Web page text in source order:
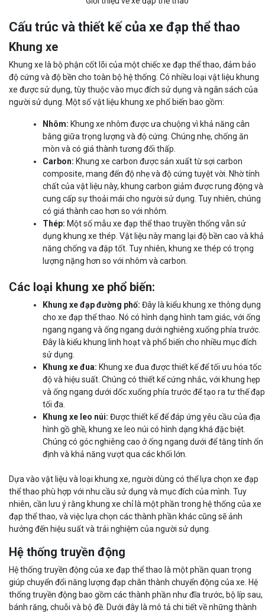
Cấu trúc và thiết kế của xe đạp thể thao
Khung xe
Khung xe là bộ phận cốt lõi của một chiếc xe đạp thể thao, đảm bảo
độ cứng và độ bền cho toàn bộ hệ thống. Có nhiều loại vật liệu khung
xe được sử dụng, tùy thuộc vào mục đích sử dụng và ngân sách của
người sử dụng. Một số vật liệu khung xe phổ biến bao gồm:
Nhôm: Khung xe nhôm được ưa chuộng vì khả năng cân
bằng giữa trọng lượng và độ cứng. Chúng nhẹ, chống ăn
mòn và có giá thành tương đối thấp.
Carbon: Khung xe carbon được sản xuất từ sợi carbon
composite, mang đến độ nhẹ và độ cứng tuyệt vời. Nhờ tính
chất của vật liệu này, khung carbon giảm được rung động và
cung cấp sự thoải mái cho người sử dụng. Tuy nhiên, chúng
có giá thành cao hơn so với nhôm.
Thép: Một số mẫu xe đạp thể thao truyền thống vẫn sử
dụng khung xe thép. Vật liệu này mang lại độ bền cao và khả
năng chống va đập tốt. Tuy nhiên, khung xe thép có trọng
lượng nặng hơn so với nhôm và carbon.
Các loại khung xe phổ biến:
Khung xe đạp đường phố: Đây là kiểu khung xe thông dụng
cho xe đạp thể thao. Nó có hình dạng hình tam giác, với ống
ngang ngang và ống ngang dưới nghiêng xuống phía trước.
Đây là kiểu khung linh hoạt và phổ biến cho nhiều mục đích
sử dụng.
Khung xe đua: Khung xe đua được thiết kế để tối ưu hóa tốc
độ và hiệu suất. Chúng có thiết kế cứng nhắc, với khung hẹp
và ống ngang dưới dốc xuống phía trước để tạo ra tư thế đạp
tối đa.
Khung xe leo núi: Được thiết kế để đáp ứng yêu cầu của địa
hình gồ ghề, khung xe leo núi có hình dạng khá đặc biệt.
Chúng có góc nghiêng cao ở ống ngang dưới để tăng tính ổn
định và khả năng vượt qua các khối lớn.
Dựa vào vật liệu và loại khung xe, người dùng có thể lựa chọn xe đạp
thể thao phù hợp với nhu cầu sử dụng và mục đích của mình. Tuy
nhiên, cần lưu ý rằng khung xe chỉ là một phần trong hệ thống của xe
đạp thể thao, và việc lựa chọn các thành phần khác cũng sẽ ảnh
hưởng đến hiệu suất và trải nghiệm của người sử dụng.
Hệ thống truyền động
Hệ thống truyền động của xe đạp thể thao là một phần quan trọng
giúp chuyển đổi năng lượng đạp chân thành chuyển động của xe. Hệ
thống truyền động bao gồm các thành phần như đĩa trước, bộ líp sau,
bánh răng, chuỗi và bộ đề. Dưới đây là mô tả chi tiết về những thành